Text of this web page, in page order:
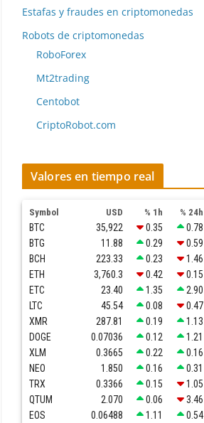
Estafas y fraudes en criptomonedas
Robots de criptomonedas
RoboForex
Mt2trading
Centobot
CriptoRobot.com
Valores en tiempo real
Symbol USD % 1h % 24h
BTC 35,922 0.35 0.78
BTG
11.88 0.29 0.59
BCH
223.33 0.23 1.46
ETH
3,760.3 0.42 0.15
ETC
23.40 1.35 2.90
LTC
45.54 0.08 0.47
XMR
287.81 0.19 1.13
DOGE
0.07036 0.12 1.21
XLM
0.3665 0.22 0.16
NEO
1.850 0.16 0.31
TRX
0.3366 0.15 1.05
QTUM
2.070 0.06 3.46
EOS
0.06488 1.11 0.54